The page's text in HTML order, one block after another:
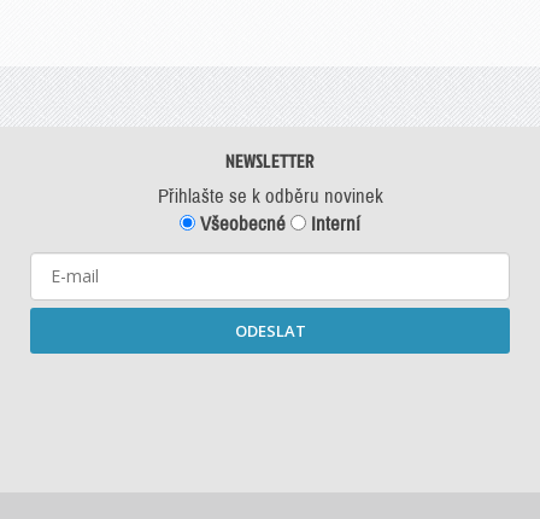
NEWSLETTER
Přihlašte se k odběru novinek
Všeobecné
Interní
ODESLAT